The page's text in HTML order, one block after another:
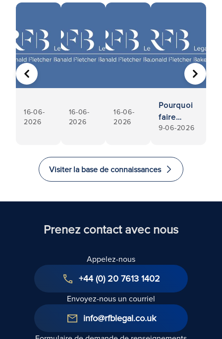
16-06-
2026
16-06-
2026
16-06-
2026
Pourquoi
faire
appel à
locaux ?
9-06-2026
PRÉCÉDENT
Visiter la base de connaissances
Prenez contact avec nous
Appelez-nous
+44 (0) 20 7613 1402
Envoyez-nous un courriel
info@rfblegal.co.uk